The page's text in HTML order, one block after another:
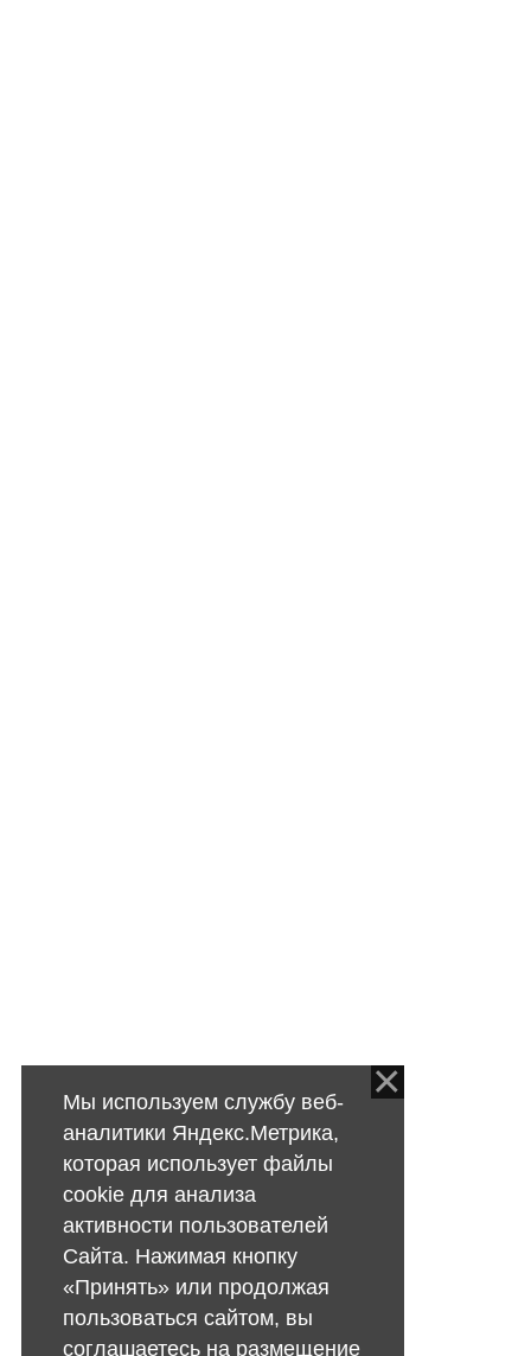
Мы используем службу веб-
аналитики Яндекс.Метрика,
которая использует файлы
cookie для анализа
активности пользователей
Сайта. Нажимая кнопку
«Принять» или продолжая
пользоваться сайтом, вы
соглашаетесь на размещение